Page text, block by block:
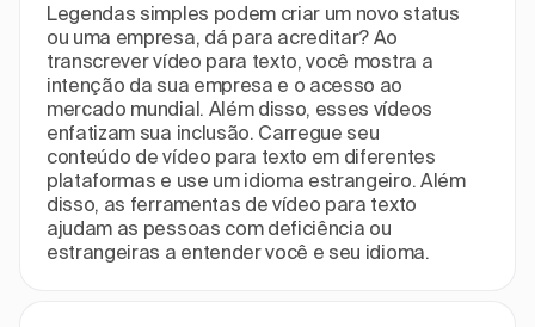
Legendas simples podem criar um novo status
ou uma empresa, dá para acreditar? Ao
transcrever vídeo para texto, você mostra a
intenção da sua empresa e o acesso ao
mercado mundial. Além disso, esses vídeos
enfatizam sua inclusão. Carregue seu
conteúdo de vídeo para texto em diferentes
plataformas e use um idioma estrangeiro. Além
disso, as ferramentas de vídeo para texto
ajudam as pessoas com deficiência ou
estrangeiras a entender você e seu idioma.